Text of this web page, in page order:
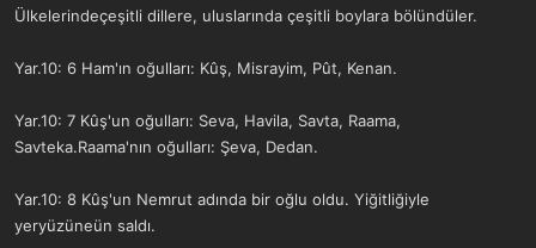
Ülkelerindeçeşitli dillere, uluslarında çeşitli boylara bölündüler.
Yar.10: 6 Ham'ın oğulları: Kûş, Misrayim, Pût, Kenan.
Yar.10: 7 Kûş'un oğulları: Seva, Havila, Savta, Raama,
Savteka.Raama'nın oğulları: Şeva, Dedan.
Yar.10: 8 Kûş'un Nemrut adında bir oğlu oldu. Yiğitliğiyle
yeryüzüneün saldı.